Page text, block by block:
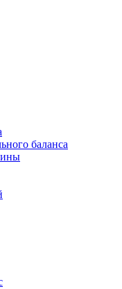
баланса